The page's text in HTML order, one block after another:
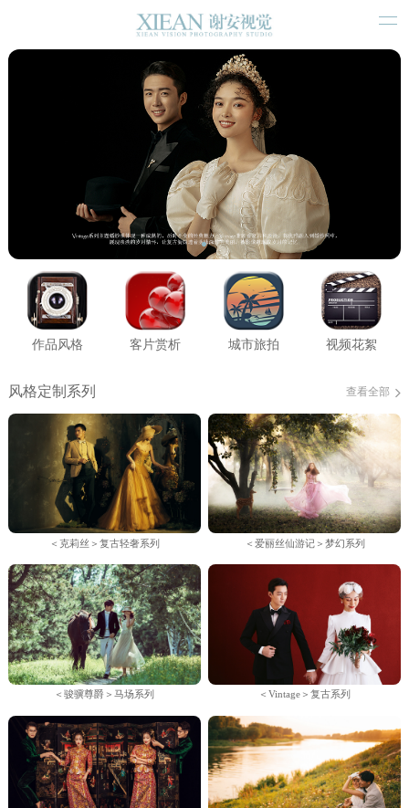
作品风格 客片赏析 城市旅拍 视频花絮
风格定制系列 查看全部
＜克莉丝＞复古轻奢系列 ＜爱丽丝仙游记＞梦幻系列
＜骏骥尊爵＞马场系列 ＜Vintage＞复古系列